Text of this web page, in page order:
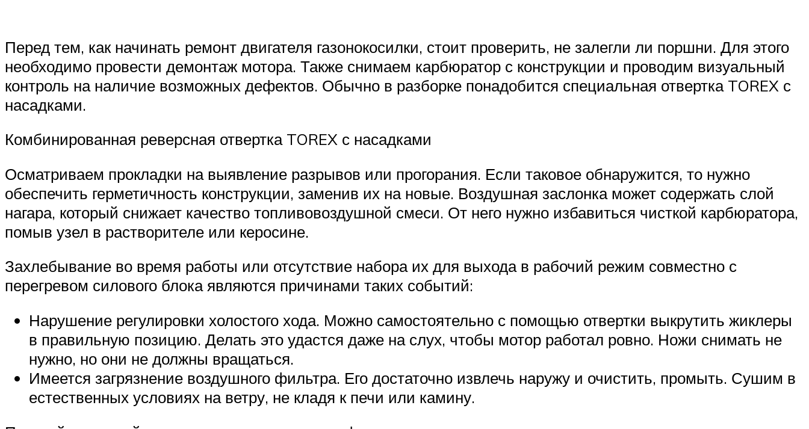
Перед тем, как начинать ремонт двигателя газонокосилки, стоит проверить, не залегли ли поршни. Для этого
необходимо провести демонтаж мотора. Также снимаем карбюратор с конструкции и проводим визуальный
контроль на наличие возможных дефектов. Обычно в разборке понадобится специальная отвертка TOREX с
насадками.
Комбинированная реверсная отвертка TOREX с насадками
Осматриваем прокладки на выявление разрывов или прогорания. Если таковое обнаружится, то нужно
обеспечить герметичность конструкции, заменив их на новые. Воздушная заслонка может содержать слой
нагара, который снижает качество топливовоздушной смеси. От него нужно избавиться чисткой карбюратора,
помыв узел в растворителе или керосине.
Захлебывание во время работы или отсутствие набора их для выхода в рабочий режим совместно с
перегревом силового блока являются причинами таких событий:
Нарушение регулировки холостого хода. Можно самостоятельно с помощью отвертки выкрутить жиклеры
в правильную позицию. Делать это удастся даже на слух, чтобы мотор работал ровно. Ножи снимать не
нужно, но они не должны вращаться.
Имеется загрязнение воздушного фильтра. Его достаточно извлечь наружу и очистить, промыть. Сушим в
естественных условиях на ветру, не кладя к печи или камину.